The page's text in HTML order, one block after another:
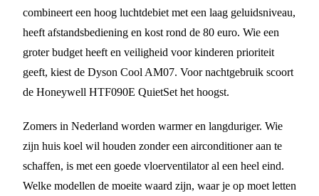
combineert een hoog luchtdebiet met een laag geluidsniveau,
heeft afstandsbediening en kost rond de 80 euro. Wie een
groter budget heeft en veiligheid voor kinderen prioriteit
geeft, kiest de Dyson Cool AM07. Voor nachtgebruik scoort
de Honeywell HTF090E QuietSet het hoogst.
Zomers in Nederland worden warmer en langduriger. Wie
zijn huis koel wil houden zonder een airconditioner aan te
schaffen, is met een goede vloerventilator al een heel eind.
Welke modellen de moeite waard zijn, waar je op moet letten